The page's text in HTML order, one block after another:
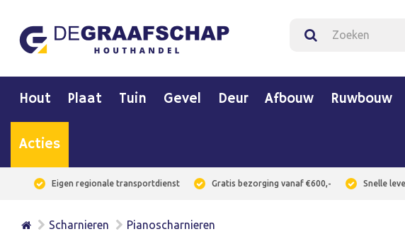
Hout Plaat Tuin Gevel Deur Afbouw Ruwbouw
Acties
Eigen regionale transportdienst Gratis bezorging vanaf €600,- Snelle
Scharnieren Pianoscharnieren